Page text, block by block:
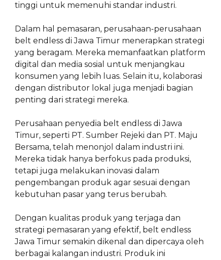
tinggi untuk memenuhi standar industri.
Dalam hal pemasaran, perusahaan-perusahaan
belt endless di Jawa Timur menerapkan strategi
yang beragam. Mereka memanfaatkan platform
digital dan media sosial untuk menjangkau
konsumen yang lebih luas. Selain itu, kolaborasi
dengan distributor lokal juga menjadi bagian
penting dari strategi mereka.
Perusahaan penyedia belt endless di Jawa
Timur, seperti PT. Sumber Rejeki dan PT. Maju
Bersama, telah menonjol dalam industri ini.
Mereka tidak hanya berfokus pada produksi,
tetapi juga melakukan inovasi dalam
pengembangan produk agar sesuai dengan
kebutuhan pasar yang terus berubah.
Dengan kualitas produk yang terjaga dan
strategi pemasaran yang efektif, belt endless
Jawa Timur semakin dikenal dan dipercaya oleh
berbagai kalangan industri. Produk ini